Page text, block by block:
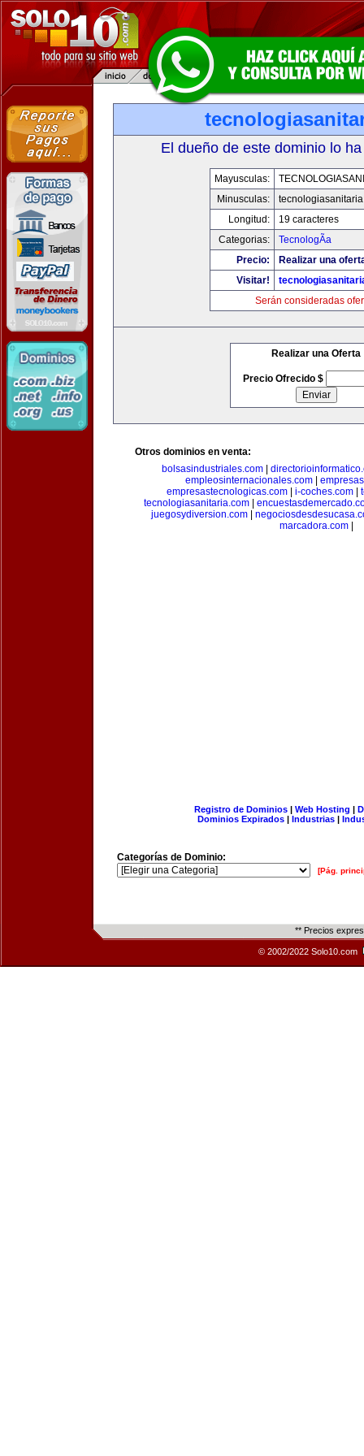
El dueño de este dominio lo
Mayusculas:
Minusculas:
Longitud:
19 caracteres
Categorias:
TecnologÃ­a
Precio:
Realizar una
Visitar!
Serán consideradas
Realizar una Oferta
Precio Ofrecido $
Otros dominios en venta:
bolsasindustriales.com
empleosinternacionales.com
empresastecnologicas.com
i-coches.com
tecnologiasanitaria.com|
juegosydiversion.com
marcadora.com|
Registro de Dominios| Web Hosting |
Dominios Expirados | Industrias |
Categorías de Dominio:
[Pág.
** Precios
© 2002/2022 Solo10.com